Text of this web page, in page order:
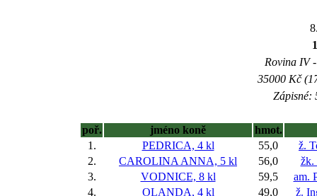
Rovina IV
35000 Kč
Zápisné:
poř. jméno koně
hmot.
1.
PEDRICA, 4 kl 55,0
ž.
2.
CAROLINA ANNA, 5 kl 56,0
žk.
3.
VODNICE, 8 kl 59,5
am.
4.
OLANDA, 4 kl 49,0
ž.